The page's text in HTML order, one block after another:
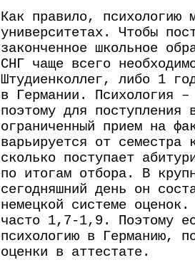
Как правило, психологию
университетах. Чтобы
законченное школьное
СНГ чаще всего
Штудиенколлег, либо 1
в Германии. Психология –
поэтому для
ограниченный прием на
варьируется от
сколько поступает
по итогам отбора. В
сегодняшний день он
немецкой системе
часто 1,7-1,9. Поэтому
психологию в Германию,
оценки в аттестате.